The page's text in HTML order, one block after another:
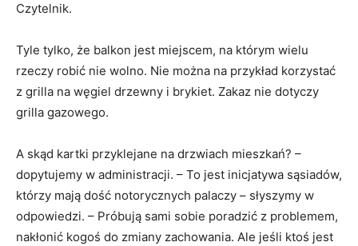
Czytelnik.
Tyle tylko, że balkon jest miejscem, na którym wielu
rzeczy robić nie wolno. Nie można na przykład korzystać
z grilla na węgiel drzewny i brykiet. Zakaz nie dotyczy
grilla gazowego.
A skąd kartki przyklejane na drzwiach mieszkań? –
dopytujemy w administracji. – To jest inicjatywa sąsiadów,
którzy mają dość notorycznych palaczy – słyszymy w
odpowiedzi. – Próbują sami sobie poradzić z problemem,
nakłonić kogoś do zmiany zachowania. Ale jeśli ktoś jest